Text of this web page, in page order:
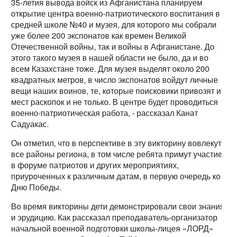
35-летия вывода войск из Афганистана планируем
открытие центра военно-патриотического воспитания в
средней школе №40 и музея, для которого мы собрали
уже более 200 экспонатов как времен Великой
Отечественной войны, так и войны в Афганистане. До
этого такого музея в нашей области не было, да и во
всем Казахстане тоже. Для музея выделят около 200
квадратных метров, в число экспонатов войдут личные
вещи наших воинов, те, которые поисковики привозят из
мест раскопок и не только. В центре будет проводиться
военно-патриотическая работа, - рассказал Канат
Садуакас.
Он отметил, что в перспективе в эту викторину вовлекут
все районы региона, в том числе ребята примут участие
в форуме патриотов и других мероприятиях,
приуроченных к различным датам, в первую очередь ко
Дню Победы.
Во время викторины дети демонстрировали свои знания
и эрудицию. Как рассказал преподаватель-организатор
начальной военной подготовки школы-лицея «ЛОРД»